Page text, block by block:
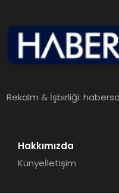
Rekalm & İşbirliği:
Hakkımızda
Künyeİletişim